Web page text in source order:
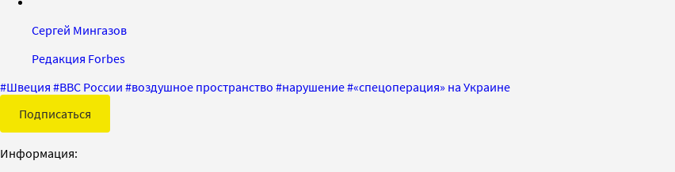
Сергей Мингазов
Редакция Forbes
#Швеция #ВВС России #воздушное пространство #нарушение#«спецоперация» на Украине
Подписаться
Информация: